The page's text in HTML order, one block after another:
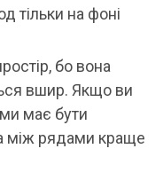
тільки на фоні
бо вона
вшир. Якщо ви
має бути
між рядами краще